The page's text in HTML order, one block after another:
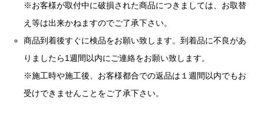
※お客様が取付中に破損された商品につきましては、お取替
え等は出来かねますのでご了承下さい。
商品到着後すぐに検品をお願い致します。到着品に不良があ
りましたら1週間以内にご連絡をお願い致します。
※施工時や施工後、お客様都合での返品は１週間以内でもお
受けできませんことをご了承下さい。